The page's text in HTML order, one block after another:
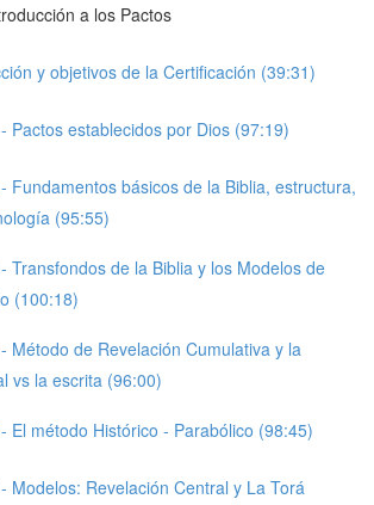
a los Pactos
y objetivos de la Certificación (39:31)
Pactos establecidos por Dios (97:19)
Fundamentos básicos de la Biblia, estructura,
(95:55)
Transfondos de la Biblia y los Modelos de
(100:18)
Método de Revelación Cumulativa y la
vs la escrita (96:00)
El método Histórico - Parabólico (98:45)
Modelos: Revelación Central y La Torá